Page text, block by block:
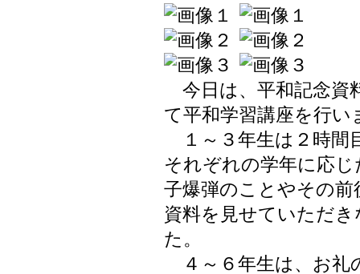
今日は、平和記念資
て平和学習講座を行い
１～３年生は２時間
それぞれの学年に応
子爆弾のことやその
資料を見せていただ
た。
４～６年生は、お礼